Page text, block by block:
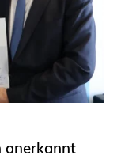
anerkannt